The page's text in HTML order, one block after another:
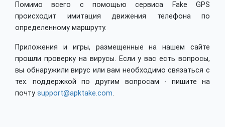
Помимо всего с помощью сервиса Fake GPS
происходит имитация движения телефона по
определенному маршруту.
Приложения и игры, размещенные на нашем сайте
прошли проверку на вирусы. Если у вас есть вопросы,
вы обнаружили вирус или вам необходимо связаться с
тех. поддержкой по другим вопросам - пишите на
почту support@apktake.com.